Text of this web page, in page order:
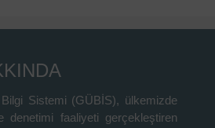
Sistemi (GÜBİS), ülkemizde
denetimi faaliyeti gerçekleştiren